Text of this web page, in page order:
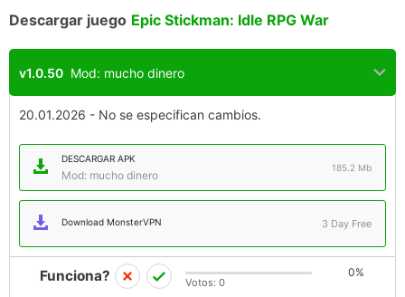
Descargar juego Epic Stickman: Idle RPG War
v1.0.50 Mod: mucho dinero
20.01.2026 - No se especifican cambios.
DESCARGAR APK
Mod: mucho dinero
185.2 Mb
Download MonsterVPN 3 Day Free
Funciona? 0%
Votos: 0